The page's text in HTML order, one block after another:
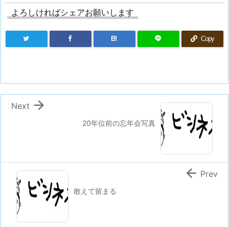
よろしければシェアお願いします
B! Copy
20年位前の忘年会写真

Next
敢えて留まる
 Prev